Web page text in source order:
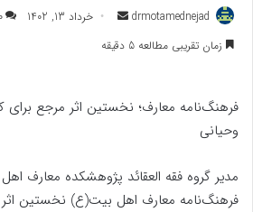
drmotamednejad
ارسال
به
خرداد 13, 1402 0
زمان تقریبی مطالعه 5 دقیقه
فرهنگ‌نامه معارف؛ نخستین اثر مرجع
وحیانی
مدیر گروه فقه العقائد پژوهشکده معارف
فرهنگ‌نامه معارف اهل بیت(ع) نخستین